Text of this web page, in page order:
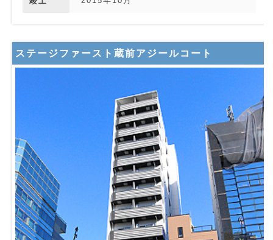
ステージファースト蔵前アジールコート